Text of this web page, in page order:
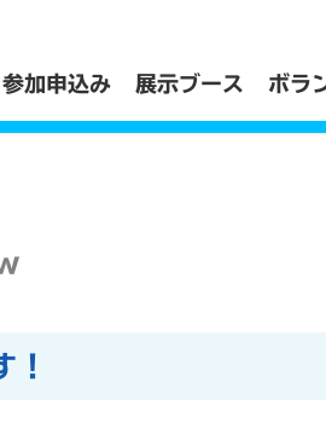
参加申込み 展示ブース ボラ
！